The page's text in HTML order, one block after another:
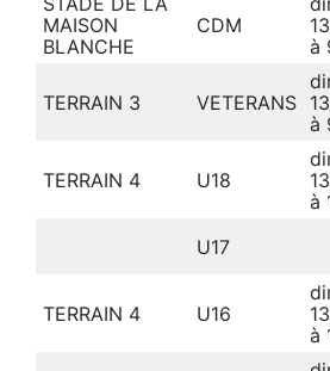
MAISON
BLANCHE
CDM
à
TERRAIN 3 VETERANS
à
TERRAIN 4 U18
à
U17
TERRAIN 4 U16
à